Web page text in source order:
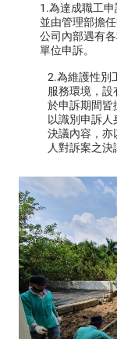
1.為達成職工
並由管理部擔
公司內部遇有
單位申訴。
2.為維護性別
服務環境，
於申訴期間皆
以識別申訴
決議內容，亦
人對訴案之決